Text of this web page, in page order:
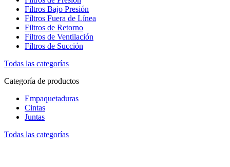
Filtros Bajo Presión
Filtros Fuera de Línea
Filtros de Retorno
Filtros de Ventilación
Filtros de Succión
Todas las categorías
Categoría de productos
Empaquetaduras
Cintas
Juntas
Todas las categorías